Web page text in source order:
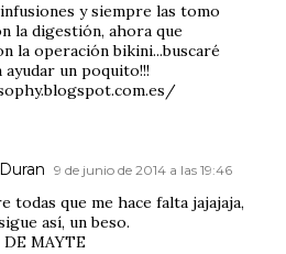
y siempre las tomo
la digestión, ahora que
la operación bikini...buscaré
ayudar un poquito!!!
9 de junio de 2014 a las 19:46
todas que me hace falta jajajaja,
así, un beso.
DE MAYTE